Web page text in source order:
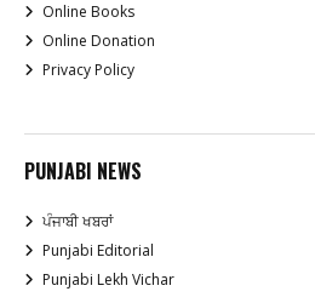
Online Books
Online Donation
Privacy Policy
PUNJABI NEWS
ਪੰਜਾਬੀ ਖਬਰਾਂ
Punjabi Editorial
Punjabi Lekh Vichar